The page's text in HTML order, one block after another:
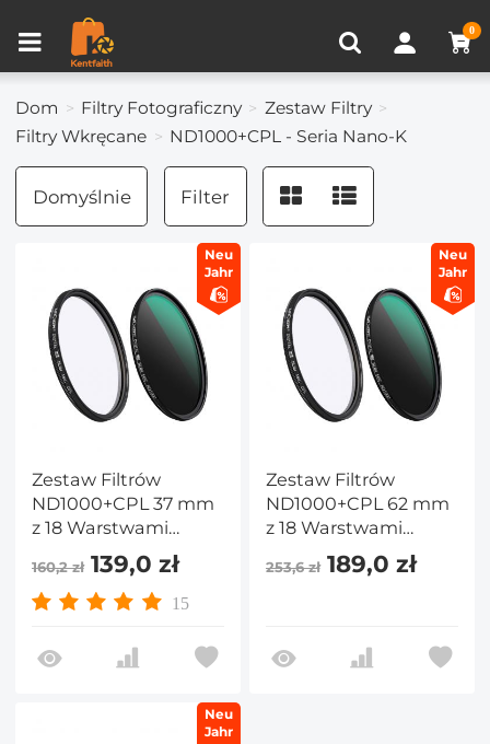
0
Porównanie produktów (0)
Dom Filtry Fotograficzny
Zestaw Filtry
Filtry Wkręcane
ND1000+CPL - Seria Nano-K
Domyślnie Filter
Neu
Jahr
Zestaw Filtrów
ND1000+CPL 37 mm
z 18 Warstwami
Powłoki Nano – Seria
Nano-Klear
160,2 zł139,0 zł
15
Neu
Jahr
Zestaw Filtrów
ND1000+CPL 62 mm
z 18 Warstwami
Powłoki Nano – Seria
Nano-K
253,6 zł189,0 zł
Neu
Jahr